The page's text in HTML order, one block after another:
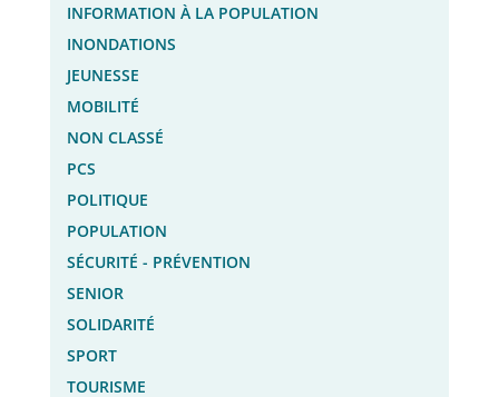
INFORMATION À LA POPULATION
INONDATIONS
JEUNESSE
MOBILITÉ
NON CLASSÉ
PCS
POLITIQUE
POPULATION
SÉCURITÉ - PRÉVENTION
SENIOR
SOLIDARITÉ
SPORT
TOURISME